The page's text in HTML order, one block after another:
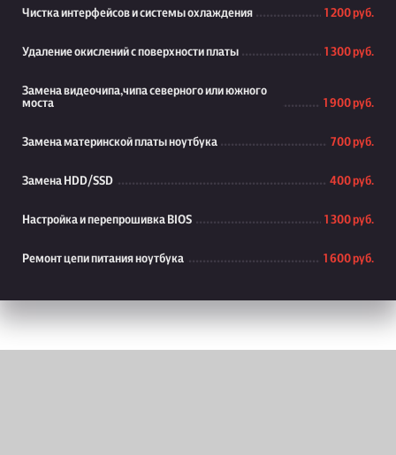
Чистка интерфейсов и системы охлаждения 1 200 руб.
Удаление окислений с поверхности платы 1 300 руб.
Замена видеочипа,чипа северного или южного
моста
1 900 руб.
Замена материнской платы ноутбука 700 руб.
Замена HDD/SSD 400 руб.
Настройка и перепрошивка BIOS 1 300 руб.
Ремонт цепи питания ноутбука 1 600 руб.